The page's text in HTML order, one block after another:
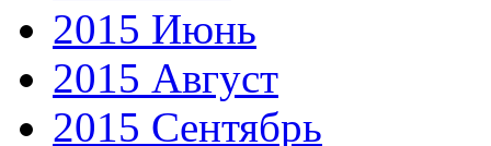
2015 Июнь
2015 Август
2015 Сентябрь